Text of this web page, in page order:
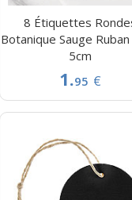
8 Étiquettes
Botanique Sauge Ruban
5cm
1.95 €